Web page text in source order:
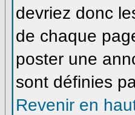
devriez donc
de chaque
poster une
sont définies
Revenir en